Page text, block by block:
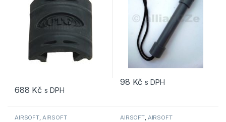
688 Kč s DPH
98 Kč s DPH
AIRSOFT, AIRSOFT
AIRSOFT, AIRSOFT